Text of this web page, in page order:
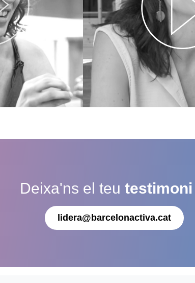
Deixa'ns el teu testimoni
lidera@barcelonactiva.cat